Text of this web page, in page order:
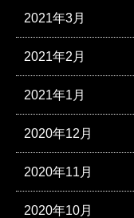
2021年3月
2021年2月
2021年1月
2020年12月
2020年11月
2020年10月